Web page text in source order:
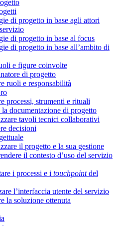
di progetto in base agli attori
di progetto in base al focus
di progetto in base all’ambito di
e figure coinvolte
di progetto
ruoli e responsabilità
processi, strumenti e rituali
documentazione di progetto
tavoli tecnici collaborativi
decisioni
il progetto e la sua gestione
il contesto d’uso del servizio
i processi e i touchpointdel
l’interfaccia utente del servizio
la soluzione ottenuta